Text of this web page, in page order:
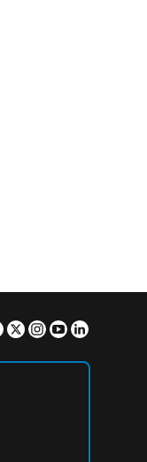
Facebook
TwitterInstagram
Youtube